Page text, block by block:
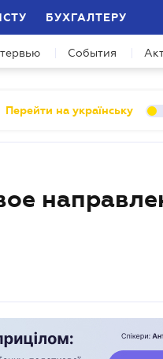
БУХГАЛТЕРУ
События
Перейти на українську